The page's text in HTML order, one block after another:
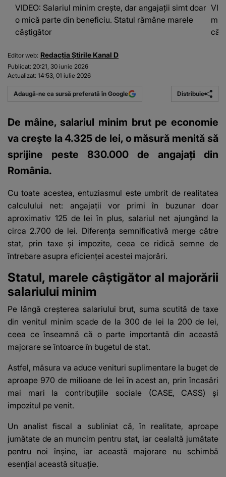
VIDEO: Salariul minim crește, dar angajații simt doar
o mică parte din beneficiu. Statul rămâne marele
câștigător
Editor web: Redacția Știrile Kanal D
Publicat: 20:21, 30 iunie 2026
Actualizat: 14:53, 01 iulie 2026
Adaugă-ne ca sursă preferată în Google Distribuie
De mâine, salariul minim brut pe economie
va crește la 4.325 de lei, o măsură menită să
sprijine peste 830.000 de angajați din
România.
Cu toate acestea, entuziasmul este umbrit de realitatea
calculului net: angajații vor primi în buzunar doar
aproximativ 125 de lei în plus, salariul net ajungând la
circa 2.700 de lei. Diferența semnificativă merge către
stat, prin taxe și impozite, ceea ce ridică semne de
întrebare asupra eficienței acestei majorări.
Statul, marele câștigător al majorării
salariului minim
Pe lângă creșterea salariului brut, suma scutită de taxe
din venitul minim scade de la 300 de lei la 200 de lei,
ceea ce înseamnă că o parte importantă din această
majorare se întoarce în bugetul de stat.
Astfel, măsura va aduce venituri suplimentare la buget de
aproape 970 de milioane de lei în acest an, prin încasări
mai mari la contribuțiile sociale (CASE, CASS) și
impozitul pe venit.
Un analist fiscal a subliniat că, în realitate, aproape
jumătate de an muncim pentru stat, iar cealaltă jumătate
pentru noi înșine, iar această majorare nu schimbă
esențial această situație.